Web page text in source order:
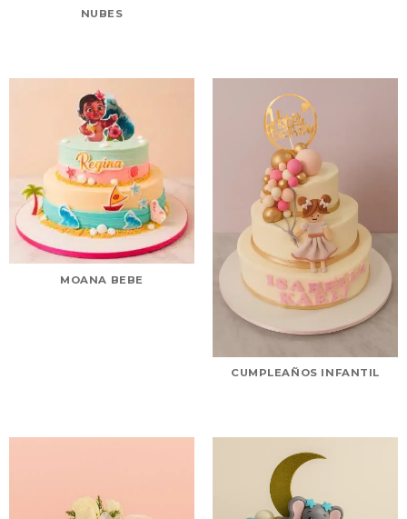
NUBES
MOANA BEBE
CUMPLEAÑOS INFANTIL